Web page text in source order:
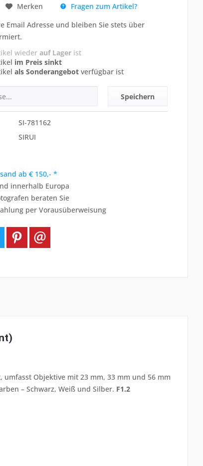
Merken
Fragen zum Artikel?
Email Adresse und bleiben Sie stets über
wieder auf Lagerist
im Preis sinkt
als Sonderangebotverfügbar ist
Speichern
SI-781162
SIRUI
ab € 150,- *
innerhalb Europa
beraten Sie
per Vorausüberweisung
umfasst Objektive mit 23 mm, 33 mm und 56 mm
– Schwarz, Weiß und Silber. F1.2